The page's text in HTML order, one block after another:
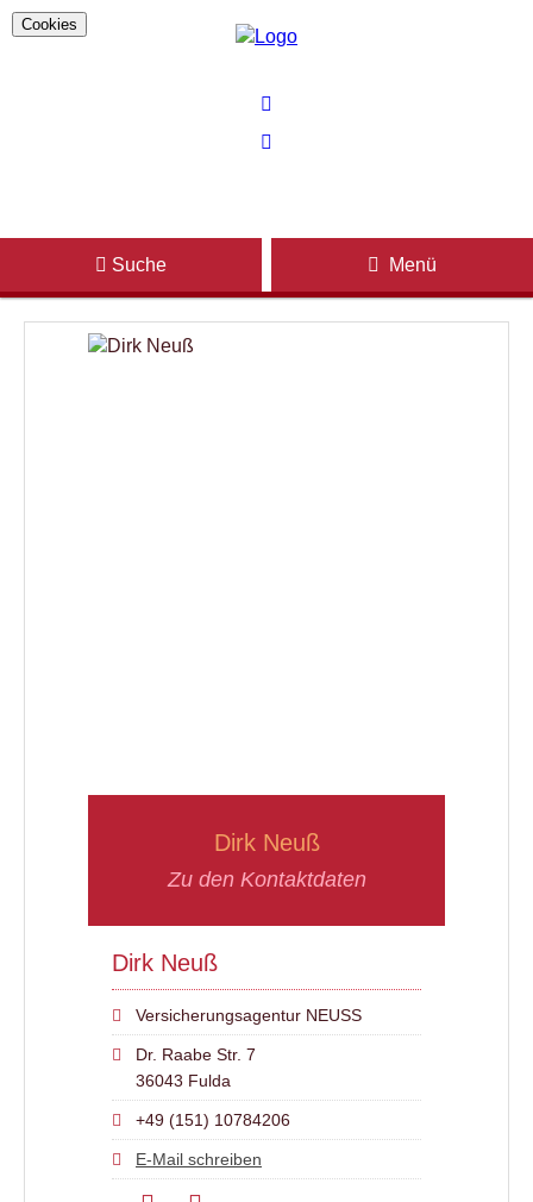
Suche Menü
Dirk Neuß
Zu den Kontaktdaten
Dirk Neuß
Versicherungsagentur NEUSS
Dr. Raabe Str. 7
36043 Fulda
+49 (151) 10784206
E-Mail schreiben
Cookies